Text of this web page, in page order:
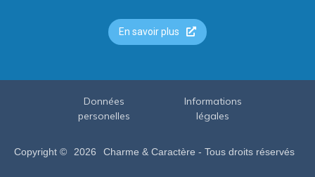
En savoir plus
Copyright © 2026 Charme & Caractère - Tous droits réservés
Données
personelles
Informations
légales